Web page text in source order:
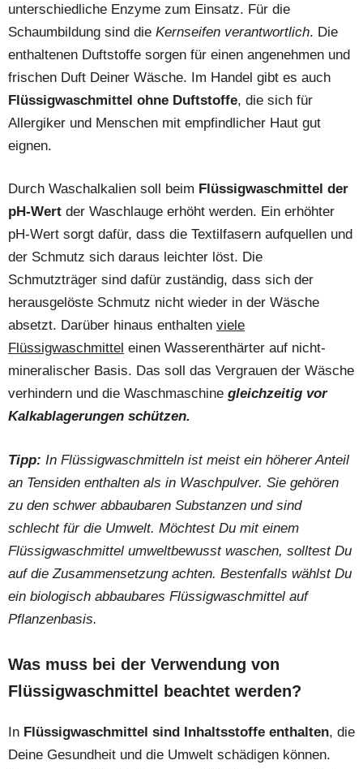
unterschiedliche Enzyme zum Einsatz. Für die
Schaumbildung sind die Kernseifen verantwortlich. Die
enthaltenen Duftstoffe sorgen für einen angenehmen und
frischen Duft Deiner Wäsche. Im Handel gibt es auch
Flüssigwaschmittel ohne Duftstoffe, die sich für
Allergiker und Menschen mit empfindlicher Haut gut
eignen.
Durch Waschalkalien soll beim Flüssigwaschmittel der
pH-Wert der Waschlauge erhöht werden. Ein erhöhter
pH-Wert sorgt dafür, dass die Textilfasern aufquellen und
der Schmutz sich daraus leichter löst. Die
Schmutzträger sind dafür zuständig, dass sich der
herausgelöste Schmutz nicht wieder in der Wäsche
absetzt. Darüber hinaus enthalten viele
Flüssigwaschmittel einen Wasserenthärter auf nicht-
mineralischer Basis. Das soll das Vergrauen der Wäsche
verhindern und die Waschmaschine gleichzeitig vor
Kalkablagerungen schützen.
Tipp: In Flüssigwaschmitteln ist meist ein höherer Anteil
an Tensiden enthalten als in Waschpulver. Sie gehören
zu den schwer abbaubaren Substanzen und sind
schlecht für die Umwelt. Möchtest Du mit einem
Flüssigwaschmittel umweltbewusst waschen, solltest Du
auf die Zusammensetzung achten. Bestenfalls wählst Du
ein biologisch abbaubares Flüssigwaschmittel auf
Pflanzenbasis.
Was muss bei der Verwendung von
Flüssigwaschmittel beachtet werden?
In Flüssigwaschmittel sind Inhaltsstoffe enthalten, die
Deine Gesundheit und die Umwelt schädigen können.